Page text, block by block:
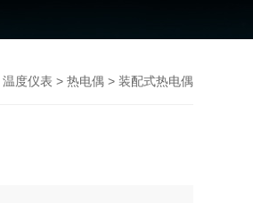
温度仪表 > 热电偶> 装配式热电偶